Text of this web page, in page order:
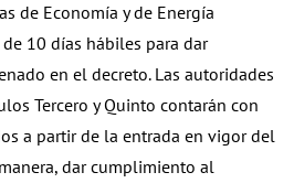
de Economía y de Energía
10 días hábiles para dar
en el decreto. Las autoridades
Tercero y Quinto contarán con
a partir de la entrada en vigor del
dar cumplimiento al